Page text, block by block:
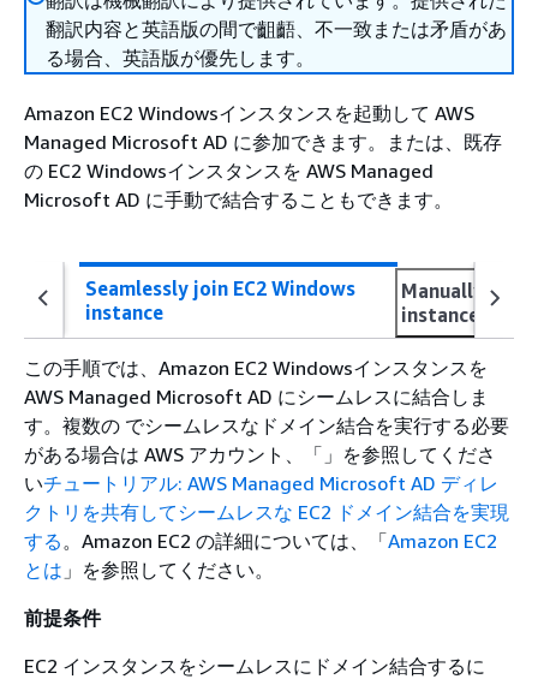
翻訳内容と英語版の間で齟齬、不一致または矛盾があ
る場合、英語版が優先します。
Amazon EC2 Windowsインスタンスを起動して AWS
Managed Microsoft AD に参加できます。または、既存
の EC2 Windowsインスタンスを AWS Managed
Microsoft AD に手動で結合することもできます。
Seamlessly join EC2 Windows
instance
Manually join
instance
この手順では、Amazon EC2 Windowsインスタンスを
AWS Managed Microsoft AD にシームレスに結合しま
す。複数の でシームレスなドメイン結合を実行する必要
がある場合は AWS アカウント、「」を参照してくださ
いチュートリアル: AWS Managed Microsoft AD ディレ
クトリを共有してシームレスな EC2 ドメイン結合を実現
する。Amazon EC2 の詳細については、「Amazon EC2
とは 」を参照してください。
前提条件
EC2 インスタンスをシームレスにドメイン結合するに